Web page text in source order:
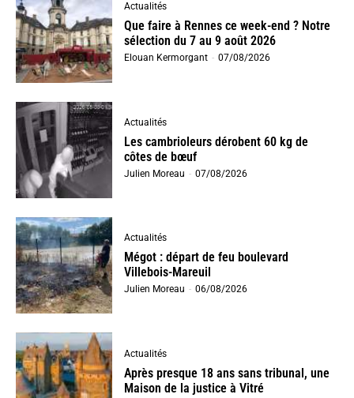
Actualités
Que faire à Rennes ce week-end ? Notre
sélection du 7 au 9 août 2026
Elouan Kermorgant - 07/08/2026
Actualités
Les cambrioleurs dérobent 60 kg de
côtes de bœuf
Julien Moreau - 07/08/2026
Actualités
Mégot : départ de feu boulevard
Villebois-Mareuil
Julien Moreau - 06/08/2026
Actualités
Après presque 18 ans sans tribunal, une
Maison de la justice à Vitré